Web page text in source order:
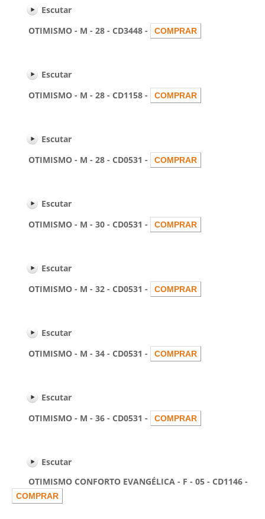
Escutar
OTIMISMO - M - 28 - CD3448 -
Escutar
OTIMISMO - M - 28 - CD1158 -
Escutar
OTIMISMO - M - 28 - CD0531 -
Escutar
OTIMISMO - M - 30 - CD0531 -
Escutar
OTIMISMO - M - 32 - CD0531 -
Escutar
OTIMISMO - M - 34 - CD0531 -
Escutar
OTIMISMO - M - 36 - CD0531 -
Escutar
OTIMISMO CONFORTO EVANGÉLICA - F - 05 - CD1146 -